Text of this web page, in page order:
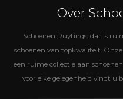
Over
Schoenen Ruytings, dat is
schoenen van topkwaliteit.
een ruime collectie aan
voor elke gelegenheid vindt u